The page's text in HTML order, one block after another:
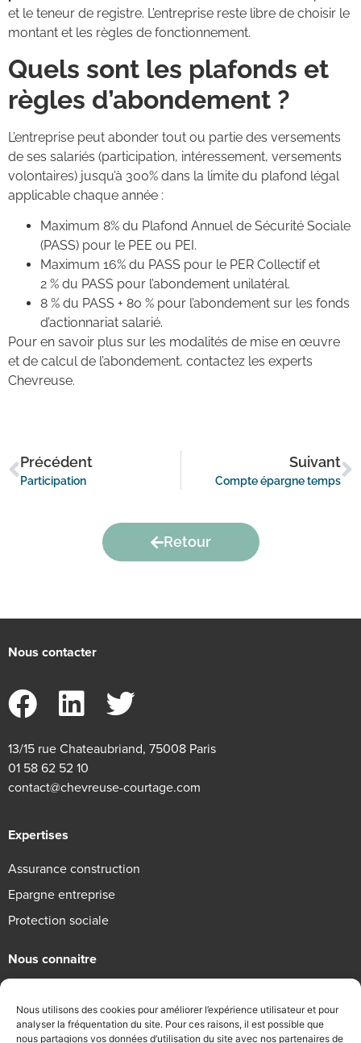
Nous utilisons des cookies pour améliorer l’expérience utilisateur et pour
analyser la fréquentation du site. Pour ces raisons, il est possible que
nous partagions vos données d’utilisation du site avec nos partenaires de
et le teneur de registre. L’entreprise reste libre de choisir le
montant et les règles de fonctionnement.
Quels sont les plafonds et
règles d’abondement ?
L’entreprise peut abonder tout ou partie des versements
de ses salariés (participation, intéressement, versements
volontaires) jusqu’à 300% dans la limite du plafond légal
applicable chaque année :
Maximum 8% du Plafond Annuel de Sécurité Sociale
(PASS) pour le PEE ou PEI.
Maximum 16% du PASS pour le PER Collectif et
2 % du PASS pour l’abondement unilatéral.
8 % du PASS + 80 % pour l’abondement sur les fonds
d’actionnariat salarié.
Pour en savoir plus sur les modalités de mise en œuvre
et de calcul de l’abondement, contactez les experts
Chevreuse.
Précédent
Participation
Suivant
Compte épargne temps
Retour
Nous contacter
13/15 rue Chateaubriand, 75008 Paris
01 58 62 52 10
contact@chevreuse-courtage.com
Expertises
Assurance construction
Epargne entreprise
Protection sociale
Nous connaitre
Engagements RSE